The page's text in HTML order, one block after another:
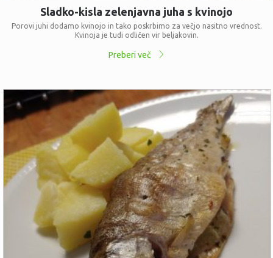
Sladko-kisla zelenjavna juha s kvinojo
Porovi juhi dodamo kvinojo in tako poskrbimo za večjo nasitno vrednost.
Kvinoja je tudi odličen vir beljakovin.
Preberi več